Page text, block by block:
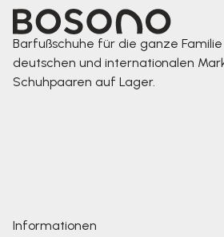
Barfußschuhe für die ganze
deutschen und internationalen
Schuhpaaren auf Lager.
Informationen